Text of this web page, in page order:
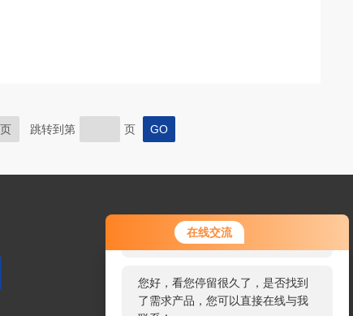
在线交流
您好！欢迎前来咨询，很高兴为您
服务，请问您要咨询什么问题呢？
您好，看您停留很久了，是否找到
了需求产品，您可以直接在线与我
跳转到第 页
扫码加微信